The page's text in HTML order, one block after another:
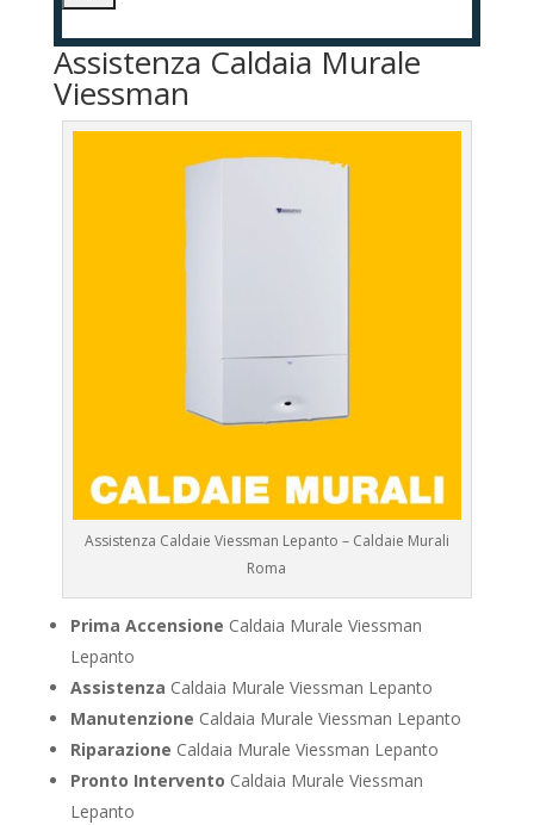
Assistenza Caldaia Murale
Viessman
Assistenza Caldaie Viessman Lepanto – Caldaie Murali
Roma
Prima Accensione Caldaia Murale Viessman
Lepanto
Assistenza Caldaia Murale Viessman Lepanto
Manutenzione Caldaia Murale Viessman Lepanto
Riparazione Caldaia Murale Viessman Lepanto
Pronto Intervento Caldaia Murale Viessman
Lepanto